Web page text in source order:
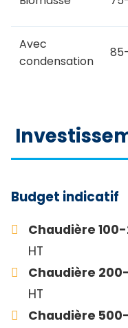
Avec
condensation
Budget indicatif
Chaudière
HT
Chaudière
HT
Chaudière